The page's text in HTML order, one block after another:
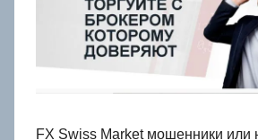
FX Swiss Market мошенники или